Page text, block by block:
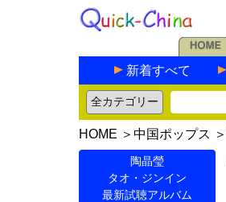
新着すべて
HOME ＞ 中国ポップス ＞
陶晶瑩
タオ・ジンイン
最新試聴アルバム